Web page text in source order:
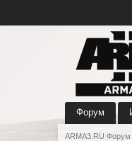
Форум
ARMA3.RU Форум